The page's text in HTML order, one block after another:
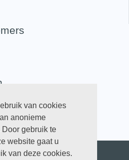
van cookies
anonieme
gebruik te
website gaat u
van deze cookies.
All Rights Reserved.